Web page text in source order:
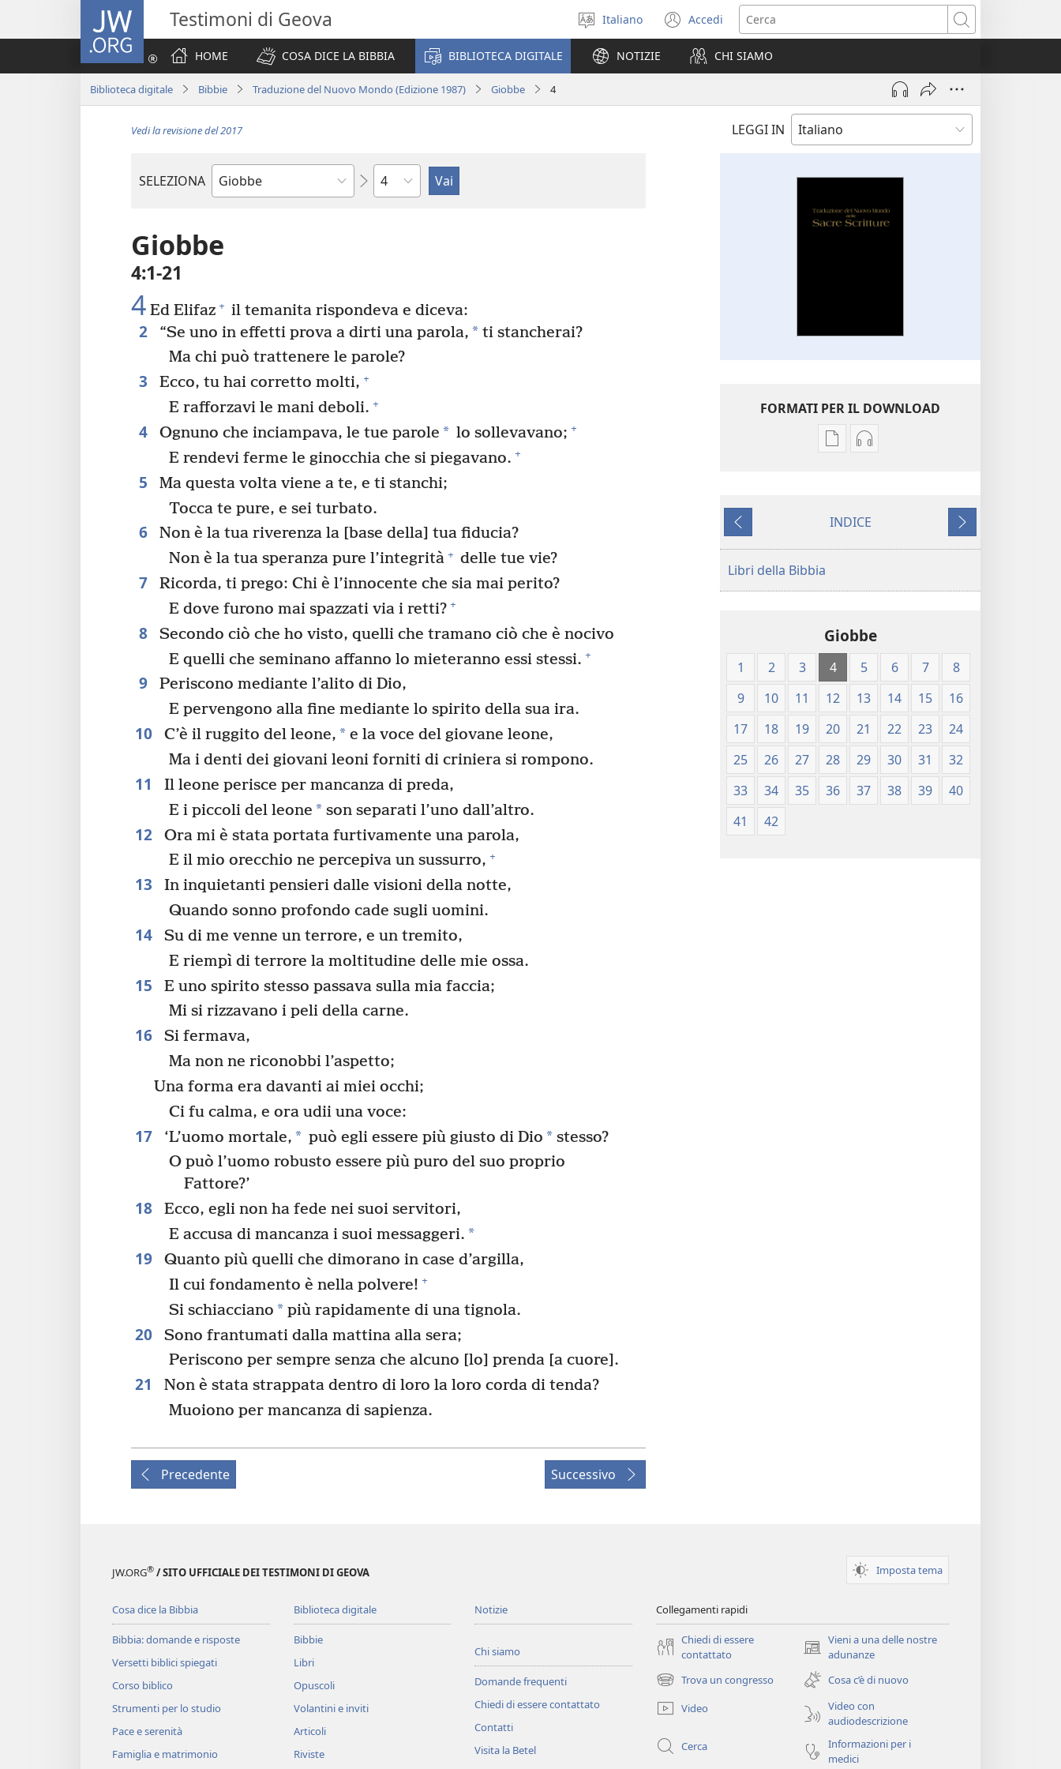
JW.ORG Testimoni di Geova
Seleziona
la
lingua
Italiano Accedi
(apre
una
nuova
finestra)
Cerca
HOME
COSA DICE LA BIBBIA BIBLIOTECA DIGITALE NOTIZIE CHI SIAMO
Biblioteca digitale Bibbie Traduzione del Nuovo Mondo (Edizione 1987) Giobbe 4
LEGGI IN
Vedi la revisione del 2017
SELEZIONA
Libro
Capitolo
Giobbe
4:1-21
4 Ed Elifaz + il temanita rispondeva e diceva:
2 “Se uno in effetti prova a dirti una parola, *ti stancherai?
Ma chi può trattenere le parole?
3 Ecco, tu hai corretto molti, +
E rafforzavi le mani deboli. +
4 Ognuno che inciampava, le tue parole * lo sollevavano; +
E rendevi ferme le ginocchia che si piegavano. +
5
Ma questa volta viene a te, e ti stanchi;
Tocca te pure, e sei turbato.
6
Non è la tua riverenza la [base della] tua fiducia?
Non è la tua speranza pure l’integrità + delle tue vie?
7
Ricorda, ti prego: Chi è l’innocente che sia mai perito?
E dove furono mai spazzati via i retti? +
8
Secondo ciò che ho visto, quelli che tramano ciò che è nocivo
E quelli che seminano affanno lo mieteranno essi stessi. +
9
Periscono mediante l’alito di Dio,
E pervengono alla fine mediante lo spirito della sua ira.
10 C’è il ruggito del leone, *e la voce del giovane leone,
Ma i denti dei giovani leoni forniti di criniera si rompono.
11
Il leone perisce per mancanza di preda,
E i piccoli del leone * son separati l’uno dall’altro.
12
Ora mi è stata portata furtivamente una parola,
E il mio orecchio ne percepiva un sussurro, +
13
In inquietanti pensieri dalle visioni della notte,
Quando sonno profondo cade sugli uomini.
14
Su di me venne un terrore, e un tremito,
E riempì di terrore la moltitudine delle mie ossa.
15
E uno spirito stesso passava sulla mia faccia;
Mi si rizzavano i peli della carne.
16
Si fermava,
Ma non ne riconobbi l’aspetto;
Una forma era davanti ai miei occhi;
Ci fu calma, e ora udii una voce:
17 ‘L’uomo mortale, * può egli essere più giusto di Dio *stesso?
O può l’uomo robusto essere più puro del suo proprio
Fattore?’
18
Ecco, egli non ha fede nei suoi servitori,
E accusa di mancanza i suoi messaggeri. *
19
Quanto più quelli che dimorano in case d’argilla,
Il cui fondamento è nella polvere! +
Si schiacciano * più rapidamente di una tignola.
20
Sono frantumati dalla mattina alla sera;
Periscono per sempre senza che alcuno [lo] prenda [a cuore].
21
Non è stata strappata dentro di loro la loro corda di tenda?
Muoiono per mancanza di sapienza.
Precedente Successivo
FORMATI PER IL DOWNLOAD
Opzioni
delle
delle
Sacre
Scritture
(edizione 1987)
Opzioni
dei
Mondo
delle
Sacre
Scritture
(edizione 1987)
Precedente
INDICE
Successivo
Libri della Bibbia
Giobbe
1 2 3 4 5 6 7
8
9
10 11 12 13 14 15
16
17
18 19 20 21 22 23
24
25
26 27 28 29 30 31
32
33
34 35 36 37 38 39
40
41
42
JW.ORG® / SITO UFFICIALE DEI TESTIMONI DI GEOVA Imposta tema
Cosa dice la Bibbia
Bibbia: domande e risposte
Versetti biblici spiegati
Corso biblico
Strumenti per lo studio
Pace e serenità
Famiglia e matrimonio
Biblioteca digitale
Bibbie
Libri
Opuscoli
Volantini e inviti
Articoli
Riviste
Notizie
Chi siamo
Domande frequenti
Chiedi di essere contattato
Contatti
Visita la Betel
Collegamenti rapidi
Chiedi di essere
contattato
Vieni a una delle nostre
adunanze
(apre
una
nuova
finestra)
Trova un congresso
(apre
una
nuova
Cosa c’è di nuovo
Video
Video con
audiodescrizione
Cerca
Informazioni per i
medici